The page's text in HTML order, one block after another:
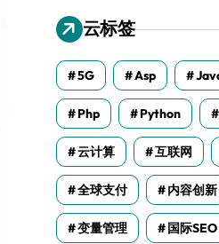
云标签
5G Asp
Php Python
云计算 互联网
全球支付 内容创新
变量管理 国际SEO